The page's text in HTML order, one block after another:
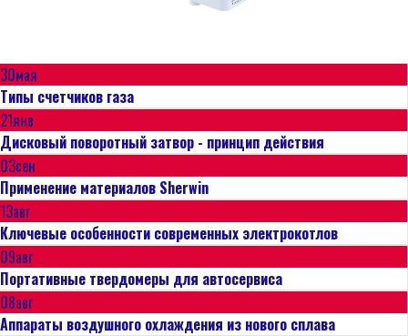
элемента, который нагревает воду в
системе отопления. Благодаря этому,
котел является экономичным и
экологически чистым источником
тепла
30мая
Типы счетчиков газа
21янв
Дисковый поворотный затвор - принцип действия
03сен
Применение материалов Sherwin
13авг
Ключевые особенности современных электрокотлов
09авг
Портативные твердомеры для автосервиса
08авг
Аппараты воздушного охлаждения из нового сплава